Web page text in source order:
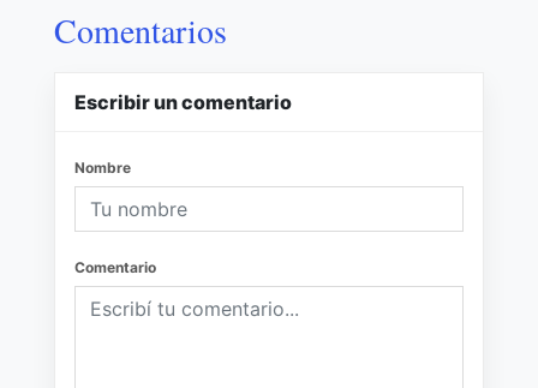
Comentarios
Escribir un comentario
Nombre
Comentario